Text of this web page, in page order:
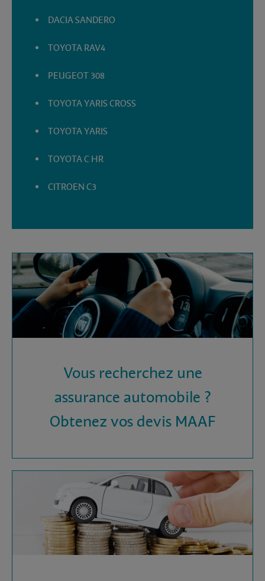
DACIA SANDERO
TOYOTA RAV4
PEUGEOT 308
TOYOTA YARIS CROSS
TOYOTA YARIS
TOYOTA C HR
CITROEN C3
Vous recherchez une
assurance automobile ?
Obtenez vos devis MAAF